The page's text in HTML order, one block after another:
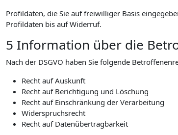
Profildaten, die Sie auf freiwilliger Basis
Profildaten bis auf Widerruf.
5 Information über die
Nach der DSGVO haben Sie folgende
Recht auf Auskunft
Recht auf Berichtigung und Löschung
Recht auf Einschränkung der Verarbeitung
Widerspruchsrecht
Recht auf Datenübertragbarkeit